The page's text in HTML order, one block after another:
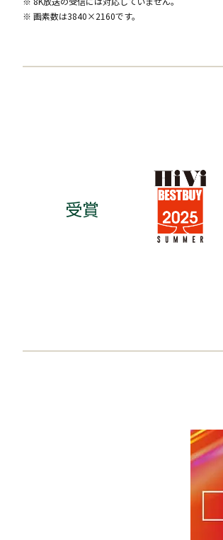
※ 画素数は3840×2160です。
受賞